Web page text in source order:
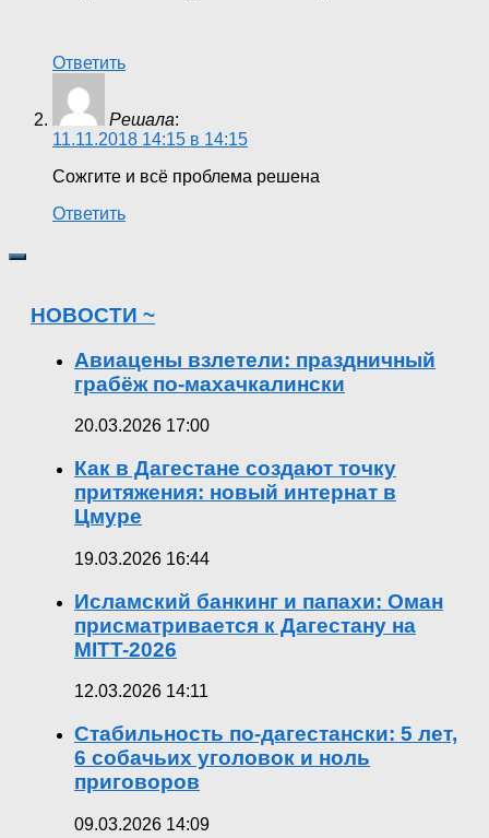
Ответить
Решала:
11.11.2018 14:15 в 14:15
Сожгите и всё проблема решена
Ответить
НОВОСТИ ~
Авиацены взлетели: праздничный
грабёж по-махачкалински
20.03.2026 17:00
Как в Дагестане создают точку
притяжения: новый интернат в
Цмуре
19.03.2026 16:44
Исламский банкинг и папахи: Оман
присматривается к Дагестану на
MITT-2026
12.03.2026 14:11
Стабильность по-дагестански: 5 лет,
6 собачьих уголовок и ноль
приговоров
09.03.2026 14:09